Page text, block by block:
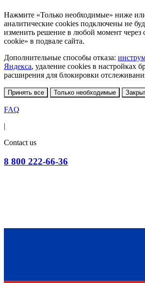
Нажмите «Только необходимые» ниже
аналитические cookies подключены не
изменить решение в любой момент через
cookie» в подвале сайта.
Дополнительные способы отказа:
Яндекса, удаление cookies в настройках
расширения для блокировки
Принять все Только необходимые
FAQ
|
Contact us
8 800 222-66-36